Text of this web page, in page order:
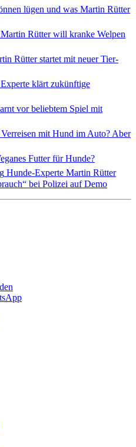
lügen und was Martin Rütter
Martin Rütter will kranke Welpen
Rütter startet mit neuer Tier-
klärt zukünftige
vor beliebtem Spiel mit
mit Hund im Auto? Aber
Futter für Hunde?
Hunde-Experte Martin Rütter
bei Polizei auf Demo